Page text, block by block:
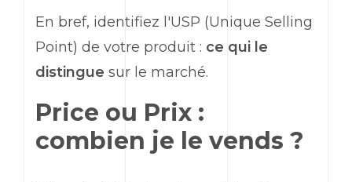
En bref, identifiez l'USP (Unique Selling
Point) de votre produit : ce qui le
distingue sur le marché.
Price ou Prix :
combien je le vends ?